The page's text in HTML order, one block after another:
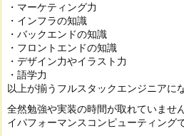
・マーケティング力
・インフラの知識
・バックエンドの知識
・フロントエンドの知識
・デザイン力やイラスト力
・語学力
以上が揃うフルスタックエンジニアに
全然勉強や実装の時間が取れていませ
イパフォーマンスコンピューティングで